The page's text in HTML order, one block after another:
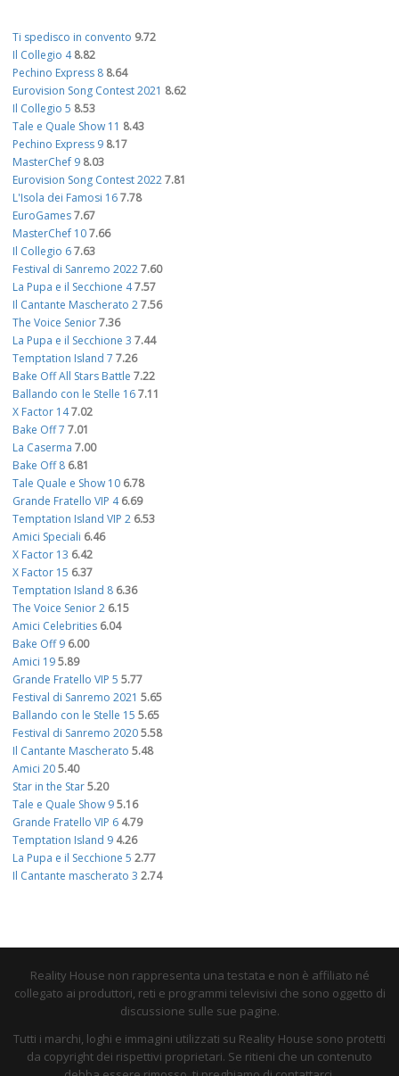
Ti spedisco in convento 9.72
Il Collegio 4 8.82
Pechino Express 8 8.64
Eurovision Song Contest 2021 8.62
Il Collegio 5 8.53
Tale e Quale Show 11 8.43
Pechino Express 9 8.17
MasterChef 9 8.03
Eurovision Song Contest 20227.81
L'Isola dei Famosi 167.78
EuroGames7.67
MasterChef 107.66
Il Collegio 67.63
Festival di Sanremo 20227.60
La Pupa e il Secchione 47.57
Il Cantante Mascherato 27.56
The Voice Senior7.36
La Pupa e il Secchione 3 7.44
Temptation Island 7 7.26
Bake Off All Stars Battle 7.22
Ballando con le Stelle 167.11
X Factor 147.02
Bake Off 7 7.01
La Caserma 7.00
Bake Off 8 6.81
Tale Quale e Show 10 6.78
Grande Fratello VIP 4 6.69
Temptation Island VIP 2 6.53
Amici Speciali 6.46
X Factor 13 6.42
X Factor 15 6.37
Temptation Island 8 6.36
The Voice Senior 2 6.15
Amici Celebrities 6.04
Bake Off 9 6.00
Amici 195.89
Grande Fratello VIP 5 5.77
Festival di Sanremo 2021 5.65
Ballando con le Stelle 15 5.65
Festival di Sanremo 20205.58
Il Cantante Mascherato 5.48
Amici 205.40
Star in the Star5.20
Tale e Quale Show 95.16
Grande Fratello VIP 6 4.79
Temptation Island 9 4.26
La Pupa e il Secchione 5 2.77
Il Cantante mascherato 3 2.74
Reality House non rappresenta una testata e non è affiliato né
collegato ai produttori, reti e programmi televisivi che sono oggetto di
discussione sulle sue pagine.
Tutti i marchi, loghi e immagini utilizzati su Reality House sono protetti
da copyright dei rispettivi proprietari. Se ritieni che un contenuto